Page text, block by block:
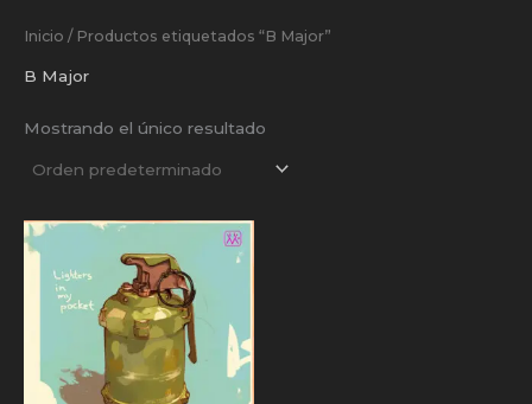
Inicio / Productos etiquetados “B Major”
B Major
Mostrando el único resultado